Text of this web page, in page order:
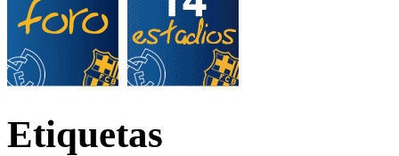
Etiquetas